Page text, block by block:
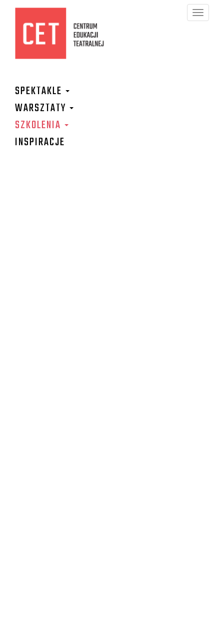
Toggle
navigation
SPEKTAKLE
WARSZTATY
SZKOLENIA
INSPIRACJE